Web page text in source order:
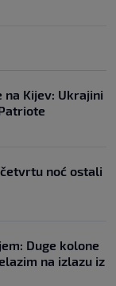
na Kijev: Ukrajini
noć ostali
Duge kolone
na izlazu iz